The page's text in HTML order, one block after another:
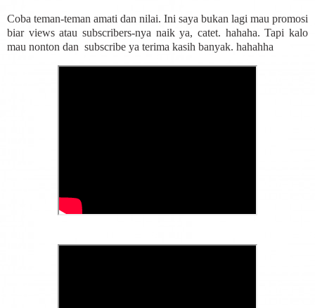
Coba teman-teman amati dan nilai. Ini saya bukan lagi mau promosi
biar views atau subscribers-nya naik ya, catet. hahaha. Tapi kalo
mau nonton dan subscribe ya terima kasih banyak. hahahha